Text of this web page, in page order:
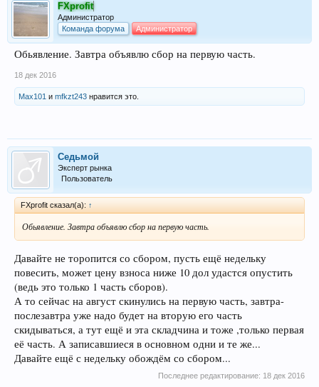
FXprofit
Администратор
Команда форума
Администратор
Обьявление. Завтра объявлю сбор на первую часть.
18 дек 2016
Max101 и mfkzt243 нравится это.
Седьмой
Эксперт рынка
Пользователь
FXprofit сказал(а): ↑
Обьявление. Завтра объявлю сбор на первую часть.
Давайте не торопится со сбором, пусть ещё недельку
повесить, может цену взноса ниже 10 дол удастся опустить
(ведь это только 1 часть сборов).
А то сейчас на август скинулись на первую часть, завтра-
послезавтра уже надо будет на вторую его часть
скидываться, а тут ещё и эта складчина и тоже ,только первая
её часть. А записавшиеся в основном одни и те же...
Давайте ещё с недельку обождём со сбором...
Последнее редактирование: 18 дек 2016